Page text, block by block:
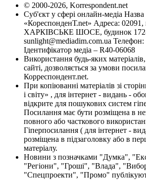
© 2000-2026, Korrespondent.net
Суб'єкт у сфері онлайн-медіа
«КореспонденТ.net» Адреса: 02091,
ХАРКІВСЬКЕ ШОСЕ, будинок 172-
sunlight@mediadim.com.ua Телефон:
Ідентифікатор медіа – R40-06068
Використання будь-яких
сайті, дозволяється за умови
Корреспондент.net.
При копіюванні матеріалів зі
і світу» , для інтернет - видань -
відкрите для пошукових систем
Посилання має бути розміщена в
повного або часткового
Гіперпосилання ( для інтернет -
розміщена в підзаголовку або в
матеріалу.
Новини з позначками "Думка",
"Регіони", "Гроші", "Влада",
"Спецпроекти", "Промо"